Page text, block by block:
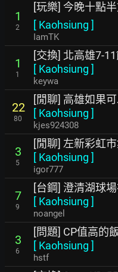
1
2
[玩樂] 今晚十點
[ Kaohsiung ]
IamTK
1
1
[交換] 北高雄7-
[ Kaohsiung ]
keywa
22
80
[閒聊] 高雄如果
[ Kaohsiung ]
kjes924308
3
5
[閒聊] 左新彩虹
[ Kaohsiung ]
igor777
7
9
[台鋼] 澄清湖球
[ Kaohsiung ]
noangel
3
6
[問題] CP值高的
[ Kaohsiung ]
hstf